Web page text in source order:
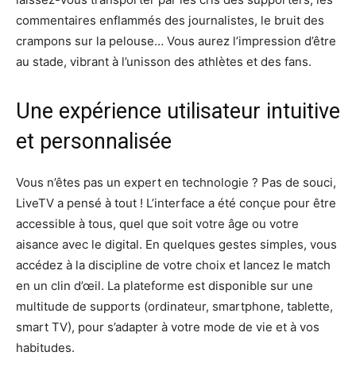
commentaires enflammés des journalistes, le bruit des
crampons sur la pelouse… Vous aurez l’impression d’être
au stade, vibrant à l’unisson des athlètes et des fans.
Une expérience utilisateur intuitive
et personnalisée
Vous n’êtes pas un expert en technologie ? Pas de souci,
LiveTV a pensé à tout ! L’interface a été conçue pour être
accessible à tous, quel que soit votre âge ou votre
aisance avec le digital. En quelques gestes simples, vous
accédez à la discipline de votre choix et lancez le match
en un clin d’œil. La plateforme est disponible sur une
multitude de supports (ordinateur, smartphone, tablette,
smart TV), pour s’adapter à votre mode de vie et à vos
habitudes.